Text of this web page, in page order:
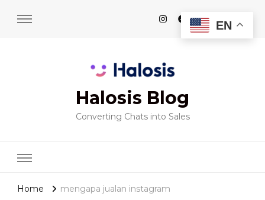
Halosis Blog
Converting Chats into Sales
Home mengapa jualan instagram
EN